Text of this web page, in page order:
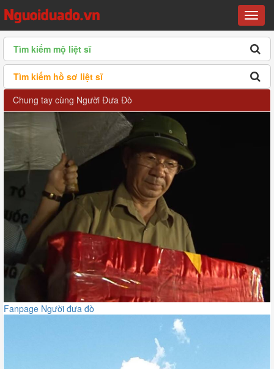
Menu
Tìm kiếm mộ liệt sĩ
Tìm kiếm hồ sơ liệt sĩ
Chung tay cùng Người Đưa Đò
Fanpage Người đưa đò